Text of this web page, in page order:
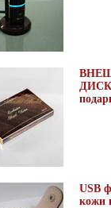
USB
кожи